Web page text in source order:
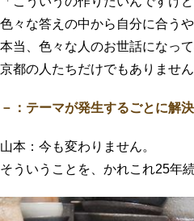
色々な答えの中から自分に合う
本当、色々な人のお世話になって
京都の人たちだけでもありませ
－：テーマが発生するごとに解
山本：今も変わりません。
そういうことを、かれこれ25年